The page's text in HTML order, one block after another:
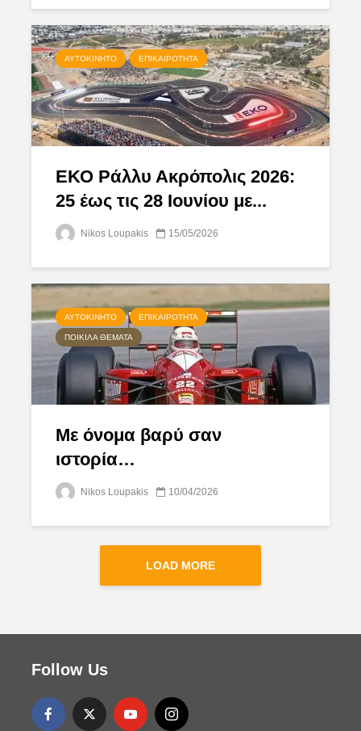
ΑΥΤΟΚΊΝΗΤΟ ΕΠΙΚΑΙΡΌΤΗΤΑ
ΕΚΟ Ράλλυ Ακρόπολις 2026:
25 έως τις 28 Ιουνίου με...
Nikos Loupakis 15/05/2026
ΑΥΤΟΚΊΝΗΤΟ ΕΠΙΚΑΙΡΌΤΗΤΑ
ΠΟΙΚΊΛΑ ΘΈΜΑΤΑ
Με όνομα βαρύ σαν
ιστορία…
Nikos Loupakis 10/04/2026
LOAD MORE
Follow Us